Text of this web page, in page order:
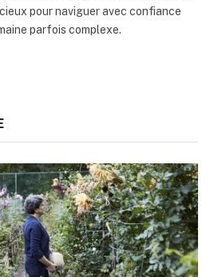
pour naviguer avec confiance
parfois complexe.